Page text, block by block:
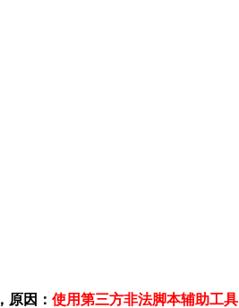
，原因： 使用第三方非法脚本辅助工具